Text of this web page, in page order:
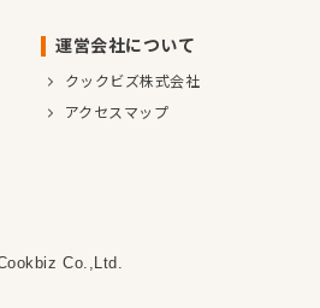
運営会社について
クックビズ株式会社
アクセスマップ
Co.,Ltd.